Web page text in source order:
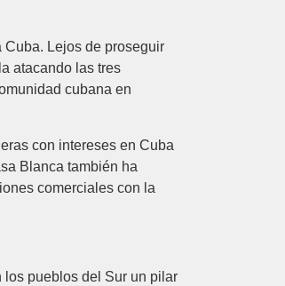
Cuba. Lejos de proseguir
atacando las tres
cubana en
con intereses en Cuba
Blanca también ha
comerciales con la
los pueblos del Sur un pilar